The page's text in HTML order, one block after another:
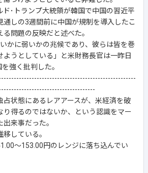
ド･トランプ大統領が韓国で中国の習近平
通しの3週間前に中国が規制を導入したこ
問題の反映だと述べた。
かに弱いかの兆候であり、彼らは皆を巻
ようとしている」と米財務長官は一昨日
強く批判した。
占状態にあるレアアースが、米経済を破
り得るのではないか、という認識をマー
来事だった。
している。
～153.00円のレンジに落ち込んでい